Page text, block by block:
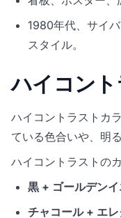
1980年代、サイ
スタイル。
ハイコン
ハイコントラストカ
ている色合いや、明
ハイコントラストの
黒 + ゴールデン
チャコール + エ